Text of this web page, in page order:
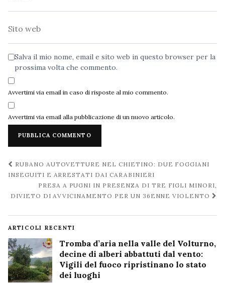
Salva il mio nome, email e sito web in questo browser per la
prossima volta che commento.
Avvertimi via email in caso di risposte al mio commento.
Avvertimi via email alla pubblicazione di un nuovo articolo.
Navigazione
post
RUBANO AUTOVETTURE NEL CHIETINO: DUE FOGGIANI
INSEGUITI E ARRESTATI DAI CARABINIERI
PRESA A PUGNI IN PRESENZA DI TRE FIGLI MINORI,
DIVIETO DI AVVICINAMENTO PER UN 36ENNE VIOLENTO
ARTICOLI RECENTI
Tromba d’aria nella valle del Volturno,
decine di alberi abbattuti dal vento:
Vigili del fuoco ripristinano lo stato
dei luoghi